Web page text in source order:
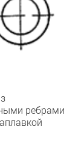
ребрами